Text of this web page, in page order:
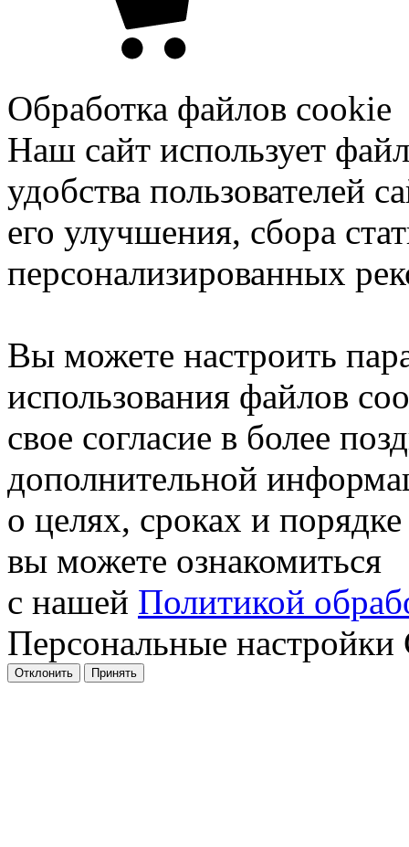
Обработка файлов cookie
Наш сайт использует
удобства пользователей
его улучшения, сбора
персонализированных
Вы можете настроить
использования файлов
свое согласие в более
дополнительной
о целях, сроках и
вы можете ознакомиться
с нашей Политикой
Персональные настройки
Отклонить Принять